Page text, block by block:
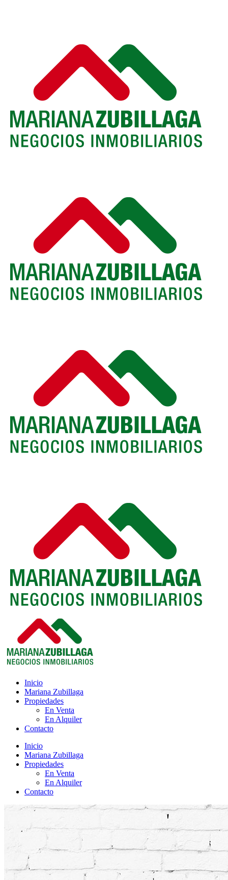
Inicio
Mariana Zubillaga
Propiedades
En Venta
En Alquiler
Contacto
Inicio
Mariana Zubillaga
Propiedades
En Venta
En Alquiler
Contacto